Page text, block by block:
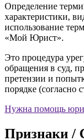
Определение
характеристики,
использование
«Мой Юрист».
Это процедура
обращения в суд,
претензии и
порядке
Нужна помощь
Признаки /